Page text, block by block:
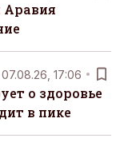
Аравия
07.08.26, 17:06
о здоровье
в пике